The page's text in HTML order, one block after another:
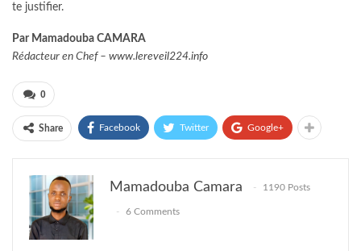
te justifier.
Par Mamadouba CAMARA
Rédacteur en Chef – www.lereveil224.info
0
Share Facebook Twitter Google+
Mamadouba Camara 1190 Posts
6 Comments